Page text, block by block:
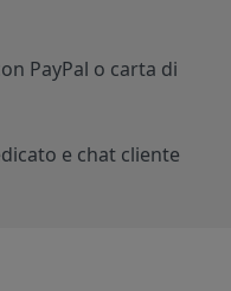
PayPal o carta di
e chat cliente